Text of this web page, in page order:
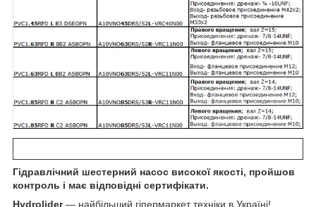
Гідравлічний шестерний насос високої якості, пройшов
контроль і має відповідні сертифікати.
Hydrolider— найбільший гіпермаркет техніки в Україні!